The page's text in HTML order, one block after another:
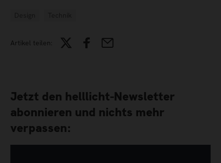
Artikel teilen:
Jetzt den helllicht-Newsletter
abonnieren und nichts mehr
verpassen: